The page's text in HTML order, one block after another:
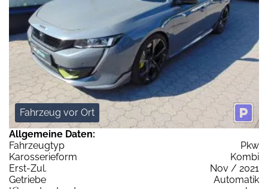
Fahrzeug vor Ort
Allgemeine Daten:
Fahrzeugtyp
Pkw
Karosserieform
Kombi
Erst-Zul.
Nov / 2021
Getriebe
Automatik